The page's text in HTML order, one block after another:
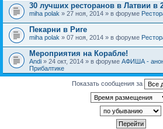
30 лучших ресторанов в Латвии в
miha polak » 27 ноя, 2014 » в форуме
Пекарни в Риге
miha polak » 07 ноя, 2014 » в форуме
Мероприятия на Корабле!
Andi » 24 окт, 2014 » в форуме АФИША -
Прибалтике
Показать сообщения за